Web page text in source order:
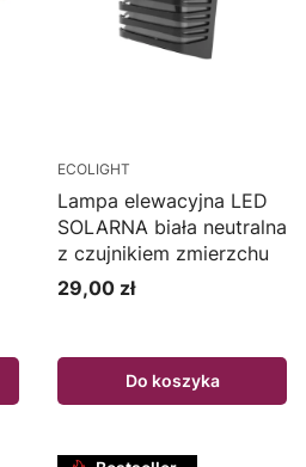
ECOLIGHT
Lampa elewacyjna LED
SOLARNA biała neutralna
z czujnikiem zmierzchu
Cena
29,00 zł
Do koszyka